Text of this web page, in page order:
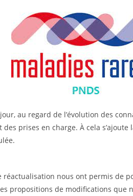
au regard de l’évolution des
prises en charge. À cela
nous ont permis de
propositions de modifications que